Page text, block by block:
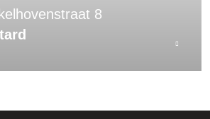
8